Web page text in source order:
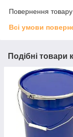
Повернення
Всі умови
Подібні товари